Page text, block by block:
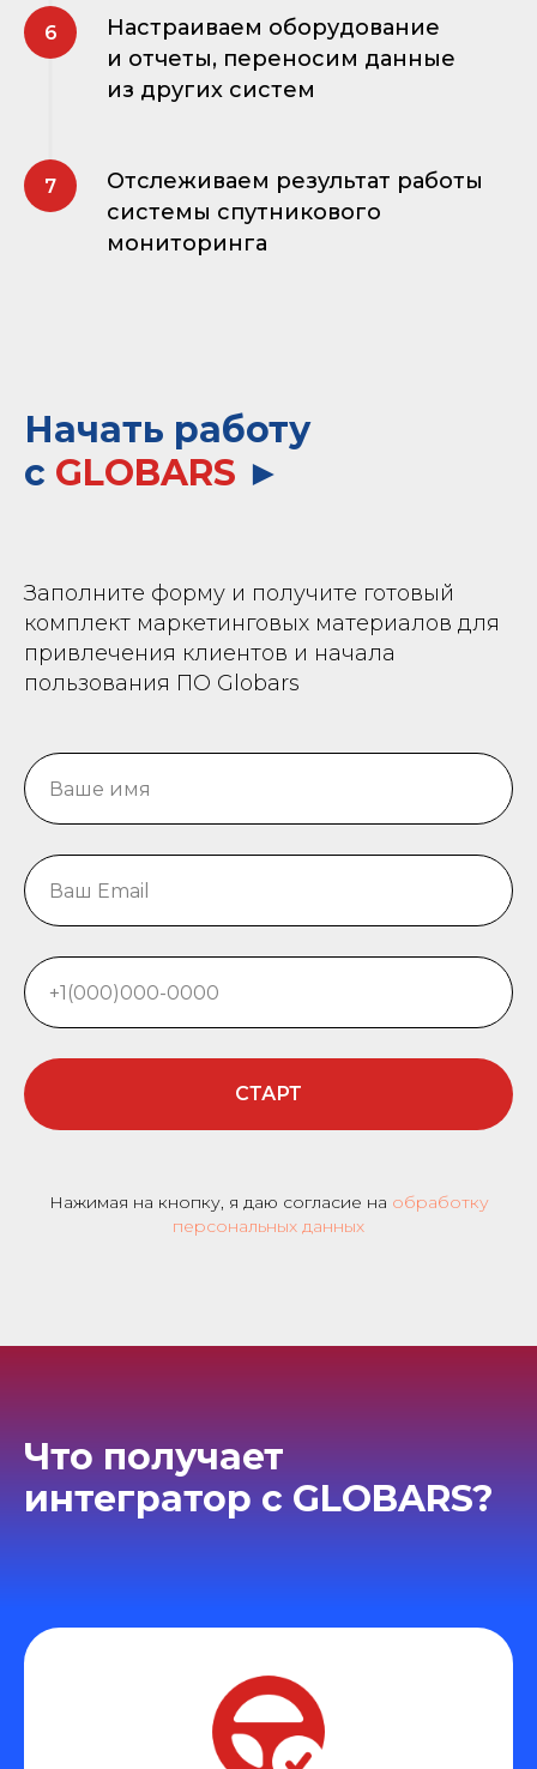
Настраиваем оборудование
и отчеты, переносим данные
из других систем
Отслеживаем результат работы
системы спутникового
мониторинга
Начать работу
с GLOBARS ►
Заполните форму и получите готовый
комплект маркетинговых материалов для
привлечения клиентов и начала
пользования ПО Globars
СТАРТ
Нажимая на кнопку, я даю согласие на обработку
персональных данных
Что получает
интегратор с GLOBARS?